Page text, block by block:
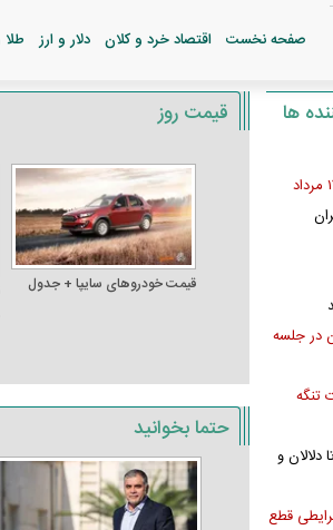
صفحه نخست اقتصاد خرد و کلان دلار و ارز
قیمت روز
قیمت خودرو‌های سایپا + جدول
حتما بخوانید
ها
در جلسه
تنگه
دلالان و
قطع